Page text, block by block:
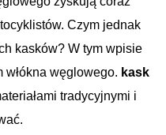
Czym jednak
kasków? W tym wpisie
włókna węglowego. kask
tradycyjnymi i